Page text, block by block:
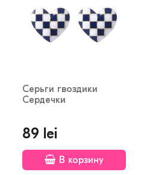
Серьги гвоздики
Сердечки
89 lei
В корзину